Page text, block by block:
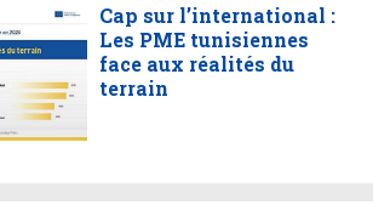
Cap sur l’international :
Les PME tunisiennes
face aux réalités du
terrain